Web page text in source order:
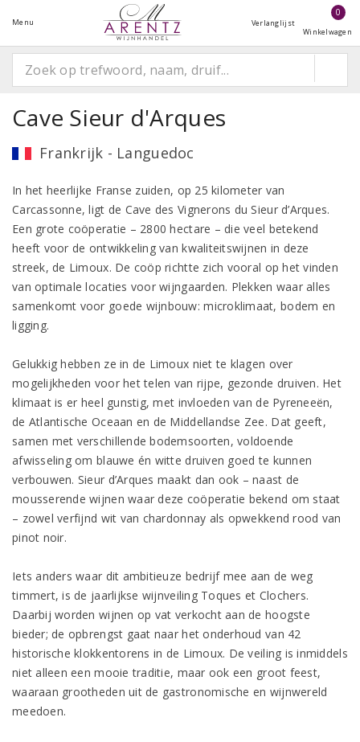
Menu Verlanglijst
0
Winkelwagen
Cave Sieur d'Arques
Frankrijk - Languedoc
In het heerlijke Franse zuiden, op 25 kilometer van
Carcassonne, ligt de Cave des Vignerons du Sieur d’Arques.
Een grote coöperatie – 2800 hectare – die veel betekend
heeft voor de ontwikkeling van kwaliteitswijnen in deze
streek, de Limoux. De coöp richtte zich vooral op het vinden
van optimale locaties voor wijngaarden. Plekken waar alles
samenkomt voor goede wijnbouw: microklimaat, bodem en
ligging.
Gelukkig hebben ze in de Limoux niet te klagen over
mogelijkheden voor het telen van rijpe, gezonde druiven. Het
klimaat is er heel gunstig, met invloeden van de Pyreneeën,
de Atlantische Oceaan en de Middellandse Zee. Dat geeft,
samen met verschillende bodemsoorten, voldoende
afwisseling om blauwe én witte druiven goed te kunnen
verbouwen. Sieur d’Arques maakt dan ook – naast de
mousserende wijnen waar deze coöperatie bekend om staat
– zowel verfijnd wit van chardonnay als opwekkend rood van
pinot noir.
Iets anders waar dit ambitieuze bedrijf mee aan de weg
timmert, is de jaarlijkse wijnveiling Toques et Clochers.
Daarbij worden wijnen op vat verkocht aan de hoogste
bieder; de opbrengst gaat naar het onderhoud van 42
historische klokkentorens in de Limoux. De veiling is inmiddels
niet alleen een mooie traditie, maar ook een groot feest,
waaraan grootheden uit de gastronomische en wijnwereld
meedoen.